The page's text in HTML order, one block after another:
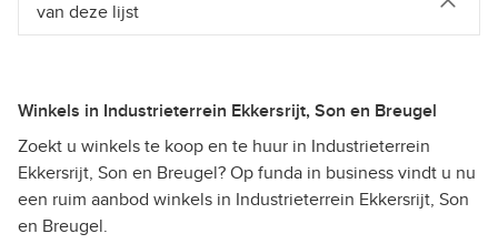
van deze lijst
Winkels in Industrieterrein Ekkersrijt, Son en Breugel
Zoekt u winkels te koop en te huur in Industrieterrein
Ekkersrijt, Son en Breugel? Op funda in business vindt u nu
een ruim aanbod winkels in Industrieterrein Ekkersrijt, Son
en Breugel.